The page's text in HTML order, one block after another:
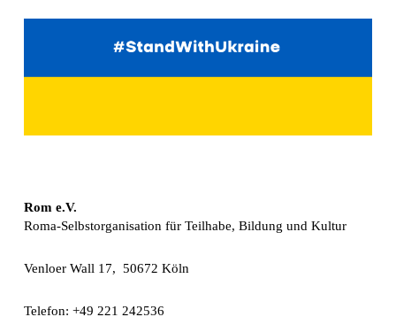
Rom e.V.
Roma-Selbstorganisation für Teilhabe, Bildung und Kultur
Venloer Wall 17, 50672 Köln
Telefon: +49 221 242536